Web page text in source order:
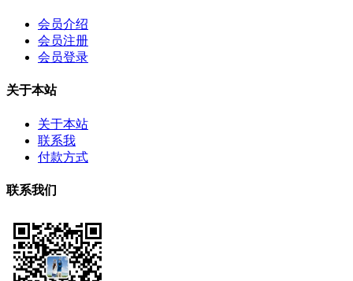
会员介绍
会员注册
会员登录
关于本站
关于本站
联系我
付款方式
联系我们